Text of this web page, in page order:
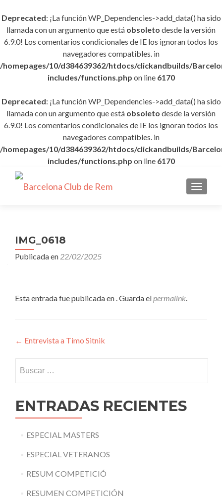
Deprecated: ¡La función WP_Dependencies->add_data() ha sido
llamada con un argumento que está obsoleto desde la versión
6.9.0! Los comentarios condicionales de IE los ignoran todos los
navegadores compatibles. in
/homepages/10/d384639362/htdocs/clickandbuilds/
includes/functions.php on line 6170
Deprecated: ¡La función WP_Dependencies->add_data() ha sido
llamada con un argumento que está obsoleto desde la versión
6.9.0! Los comentarios condicionales de IE los ignoran todos los
navegadores compatibles. in
/homepages/10/d384639362/htdocs/clickandbuilds/
includes/functions.php on line 6170
IMG_0618
Publicada en 22/02/2025
Esta entrada fue publicada en . Guarda elpermalink.
Navegación
de
entradas
← Entrevista a Timo Sitnik
ENTRADAS RECIENTES
ESPECIAL MASTERS
ESPECIAL VETERANOS
RESUM COMPETICIÓ
RESUMEN COMPETICIÓN